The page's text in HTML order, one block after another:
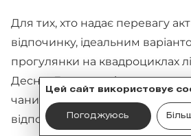
Для тих, хто надає перевагу
відпочинку, ідеальним
прогулянки на квадроциклах
Десни. Для шукачів релаксу —
чани та прогулянки на човні.
відпочиваєте з дітьми,
Цей сайт використовує
Погоджуюсь